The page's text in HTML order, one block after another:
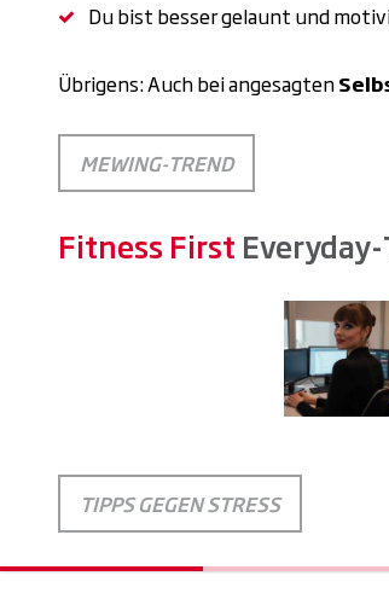
Du bist besser gelaunt und
Übrigens: Auch bei angesagten
MEWING-TREND
Fitness First
TIPPS GEGEN STRESS